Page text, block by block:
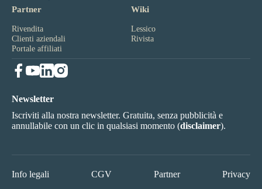
Partner
Rivendita
Clienti aziendali
Portale affiliati
Wiki
Lessico
Rivista
Newsletter
Iscriviti alla nostra newsletter. Gratuita, senza pubblicità e
annullabile con un clic in qualsiasi momento (disclaimer).
Info legali CGV Partner Privacy